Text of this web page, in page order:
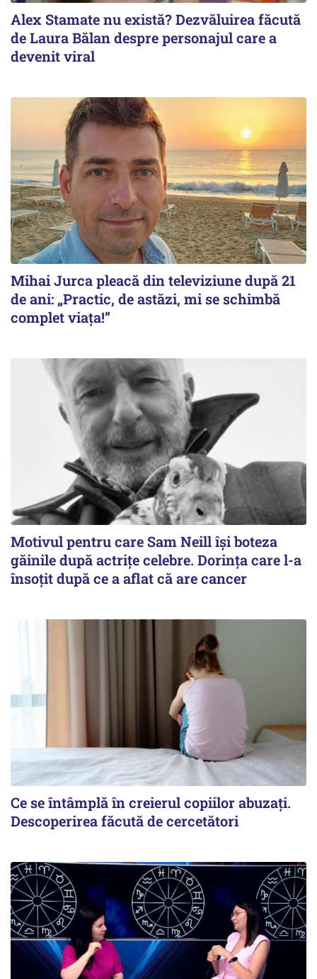
Alex Stamate nu există? Dezvăluirea făcută
de Laura Bălan despre personajul care a
devenit viral
Mihai Jurca pleacă din televiziune după 21
de ani: „Practic, de astăzi, mi se schimbă
complet viața!”
Motivul pentru care Sam Neill își boteza
găinile după actrițe celebre. Dorința care l-a
însoțit după ce a aflat că are cancer
Ce se întâmplă în creierul copiilor abuzați.
Descoperirea făcută de cercetători